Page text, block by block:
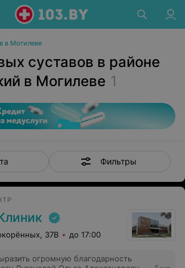
в Могилеве
суставов в районе
в Могилеве 1
Фильтры
37В до 17:00
огромную благодарность